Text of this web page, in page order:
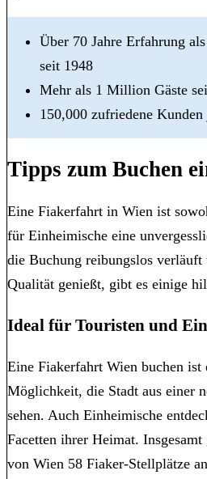
Über 70 Jahre Erfahrung
seit 1948
Mehr als 1 Million Gäste
150,000 zufriedene
Tipps zum Buchen
Eine Fiakerfahrt in Wien ist
für Einheimische eine
die Buchung reibungslos verläuft
Qualität genießt, gibt es einige
Ideal für Touristen und
Eine Fiakerfahrt Wien buchen ist
Möglichkeit, die Stadt aus einer
sehen. Auch Einheimische
Facetten ihrer Heimat.
von Wien 58 Fiaker-Stellplätze